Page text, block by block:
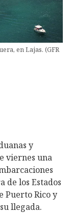
en Lajas. (GFR
y
viernes una
de los Estados
Puerto Rico y
llegada.